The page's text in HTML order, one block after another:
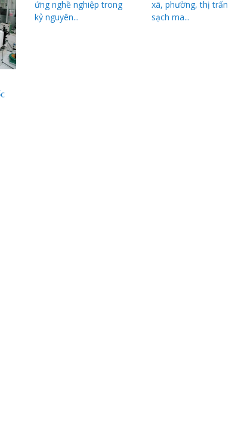
ứng nghề nghiệp trong
kỷ nguyên...
xã, phường, thị trấn
sạch ma...